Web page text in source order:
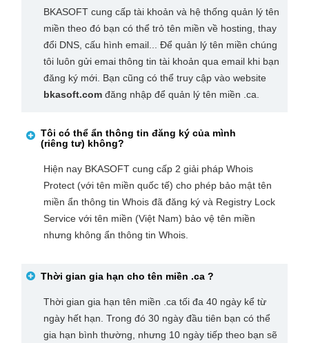
BKASOFT cung cấp tài khoản và hệ thống quản lý tên
miền theo đó bạn có thể trỏ tên miền về hosting, thay
đổi DNS, cấu hình email... Để quản lý tên miền chúng
tôi luôn gửi emai thông tin tài khoản qua email khi bạn
đăng ký mới. Bạn cũng có thể truy cập vào website
bkasoft.com đăng nhập để quản lý tên miền .ca.
Tôi có thể ẩn thông tin đăng ký của mình
(riêng tư) không?
Hiện nay BKASOFT cung cấp 2 giải pháp Whois
Protect (với tên miền quốc tế) cho phép bảo mật tên
miền ẩn thông tin Whois đã đăng ký và Registry Lock
Service với tên miền (Việt Nam) bảo vệ tên miền
nhưng không ẩn thông tin Whois.
Thời gian gia hạn cho tên miền .ca?
Thời gian gia hạn tên miền .ca tối đa 40 ngày kể từ
ngày hết hạn. Trong đó 30 ngày đầu tiên bạn có thể
gia hạn bình thường, nhưng 10 ngày tiếp theo bạn sẽ